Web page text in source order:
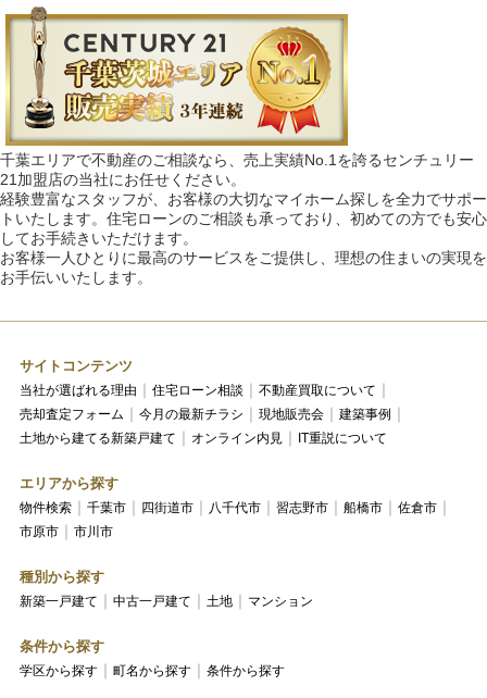
千葉エリアで不動産のご相談なら、売上実績No.1を誇るセンチュリー
21加盟店の当社にお任せください。
経験豊富なスタッフが、お客様の大切なマイホーム探しを全力でサポー
トいたします。住宅ローンのご相談も承っており、初めての方でも安心
してお手続きいただけます。
お客様一人ひとりに最高のサービスをご提供し、理想の住まいの実現を
お手伝いいたします。
サイトコンテンツ
当社が選ばれる理由 住宅ローン相談
不動産買取について
売却査定フォーム
今月の最新チラシ 現地販売会
建築事例
土地から建てる新築戸建て
オンライン内見 IT重説について
エリアから探す
物件検索 千葉市 四街道市 八千代市 習志野市 船橋市
佐倉市
市原市
市川市
種別から探す
新築一戸建て 中古一戸建て 土地 マンション
条件から探す
学区から探す 町名から探す 条件から探す